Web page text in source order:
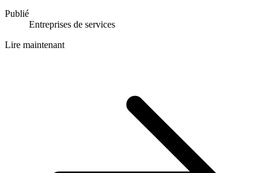
Publié
Entreprises de services
Lire maintenant